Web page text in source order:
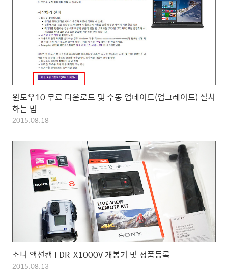
윈도우10 무료 다운로드 및 수동 업데이트(업그레이드) 설치
하는 법
2015.08.18
소니 액션캠 FDR-X1000V 개봉기 및 정품등록
2015.08.13